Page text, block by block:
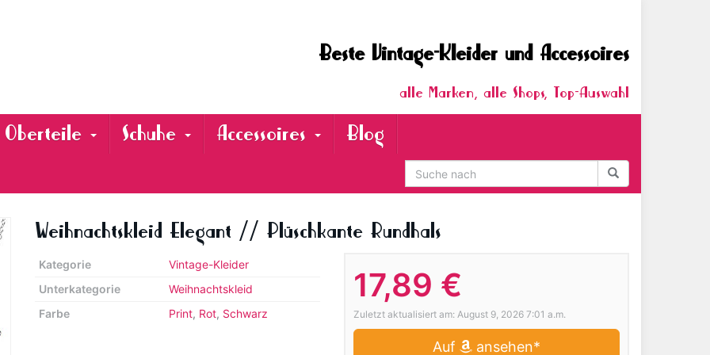
Beste Vintage-Kleider und Accessoires
alle Marken, alle Shops, Top-Auswahl
Oberteile Schuhe Accessoires Blog
Weihnachtskleid Elegant // Plüschkante Rundhals
17,89 €
Zuletzt aktualisiert am: August 9, 2026 7:01 a.m.
Auf ansehen*
Kategorie
Vintage-Kleider
Unterkategorie
Weihnachtskleid
Farbe
Print, Rot, Schwarz